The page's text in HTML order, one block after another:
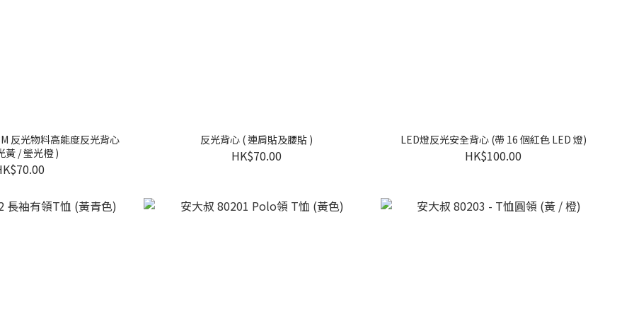
反光物料高能度反光背心
黃 / 瑩光橙 )
反光背心 ( 連肩貼及腰貼 )
HK$70.00
LED燈反光安全背心 (帶 16 個紅色 LED 燈)
HK$100.00